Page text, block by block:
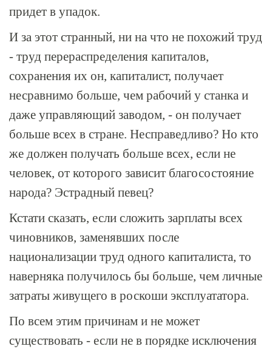
придет в упадок.
И за этот странный, ни на что не похожий труд
- труд перераспределения капиталов,
сохранения их он, капиталист, получает
несравнимо больше, чем рабочий у станка и
даже управляющий заводом, - он получает
больше всех в стране. Несправедливо? Но кто
же должен получать больше всех, если не
человек, от которого зависит благосостояние
народа? Эстрадный певец?
Кстати сказать, если сложить зарплаты всех
чиновников, заменявших после
национализации труд одного капиталиста, то
наверняка получилось бы больше, чем личные
затраты живущего в роскоши эксплуататора.
По всем этим причинам и не может
существовать - если не в порядке исключения